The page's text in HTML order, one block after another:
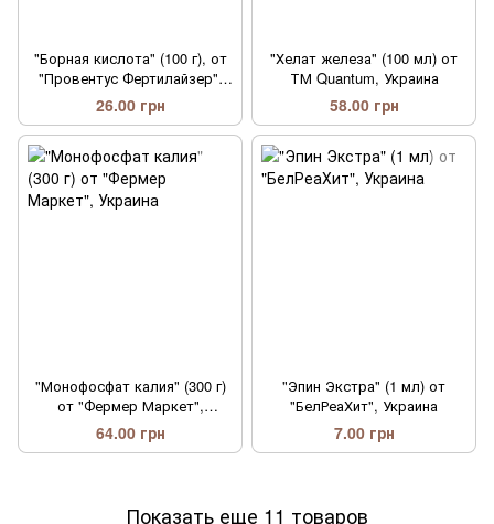
"Борная кислота" (100 г), от
"Провентус Фертилайзер",
Украина
26.00 грн
"Хелат железа" (100 мл) от
ТМ Quantum, Украина
58.00 грн
"Монофосфат калия" (300 г)
от "Фермер Маркет",
Украина
64.00 грн
"Эпин Экстра" (1 мл) от
"БелРеаХит", Украина
7.00 грн
Показать еще 11 товаров